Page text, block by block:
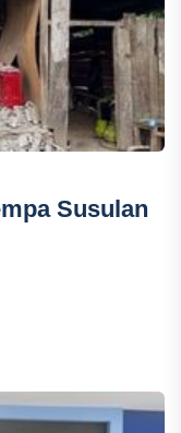
Susulan